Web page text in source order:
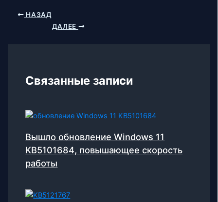
НАЗАД
ДАЛЕЕ
Связанные записи
Вышло обновление Windows 11
KB5101684, повышающее скорость
работы